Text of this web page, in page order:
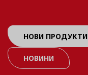
НОВИ ПРОДУКТИ
НОВИНИ